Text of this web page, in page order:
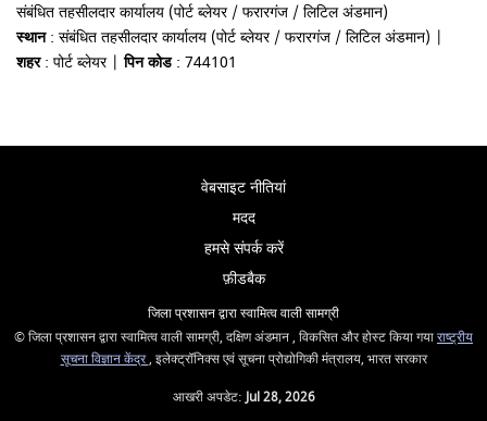
संबंधित तहसीलदार कार्यालय (पोर्ट ब्लेयर / फरारगंज / लिटिल अंडमान)
स्थान: संबंधित तहसीलदार कार्यालय (पोर्ट ब्लेयर / फरारगंज / लिटिल अंडमान) |
शहर: पोर्ट ब्लेयर |पिन कोड: 744101
वेबसाइट नीतियां
मदद
हमसे संपर्क करें
फ़ीडबैक
जिला प्रशासन द्वारा स्वामित्व वाली सामग्री
© जिला प्रशासन द्वारा स्वामित्व वाली सामग्री, दक्षिण अंडमान , विकसित और होस्ट किया गयाराष्ट्रीय
सूचना विज्ञान केंद्र, इलेक्ट्रॉनिक्स एवं सूचना प्रोद्योगिकी मंत्रालय, भारत सरकार
आखरी अपडेट:Jul 28, 2026